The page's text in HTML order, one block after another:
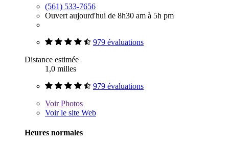
(561) 533-7656
Ouvert aujourd'hui de 8h30 am à 5h pm
979 évaluations
Distance estimée
1,0 milles
979 évaluations
VoirPhotos
Voir le site Web
Heures normales